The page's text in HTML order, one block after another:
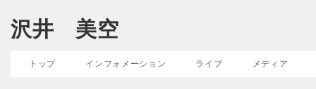
沢井 美空
トップ インフォメーション ライブ メディア